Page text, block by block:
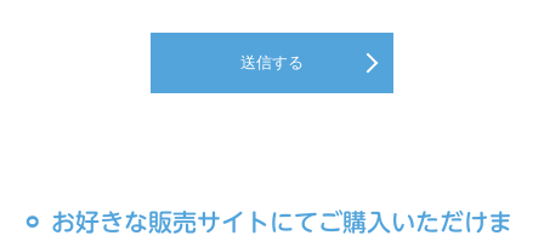
⚪︎ お好きな販売サイトにてご購入いただけま
送信する